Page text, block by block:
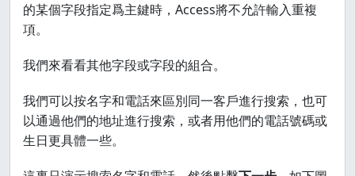
的某個字段指定爲主鍵時，Access將不允許輸入重複
項。
我們來看看其他字段或字段的組合。
我們可以按名字和電話來區別同一客戶進行搜索，也可
以通過他們的地址進行搜索，或者用他們的電話號碼或
生日更具體一些。